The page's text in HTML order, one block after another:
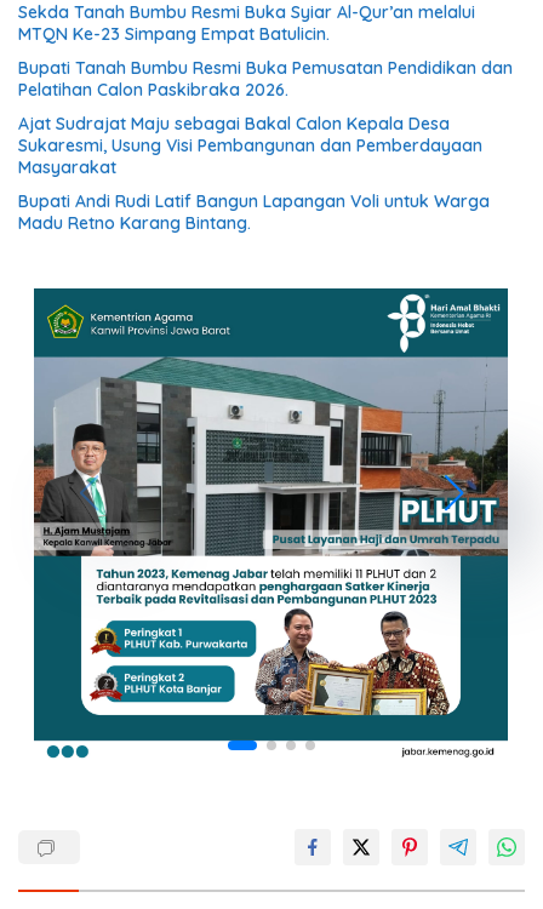
Sekda Tanah Bumbu Resmi Buka Syiar Al-Qur’an melalui
MTQN Ke-23 Simpang Empat Batulicin.
Bupati Tanah Bumbu Resmi Buka Pemusatan Pendidikan dan
Pelatihan Calon Paskibraka 2026.
Ajat Sudrajat Maju sebagai Bakal Calon Kepala Desa
Sukaresmi, Usung Visi Pembangunan dan Pemberdayaan
Masyarakat
Bupati Andi Rudi Latif Bangun Lapangan Voli untuk Warga
Madu Retno Karang Bintang.